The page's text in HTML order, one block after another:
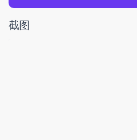
截图